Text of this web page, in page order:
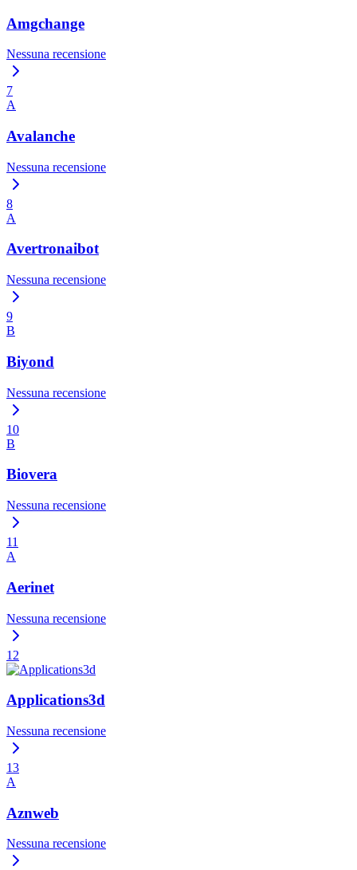
Amgchange
Nessuna recensione
7
A
Avalanche
Nessuna recensione
8
A
Avertronaibot
Nessuna recensione
9
B
Biyond
Nessuna recensione
10
B
Biovera
Nessuna recensione
11
A
Aerinet
Nessuna recensione
12
Applications3d
Nessuna recensione
13
A
Aznweb
Nessuna recensione